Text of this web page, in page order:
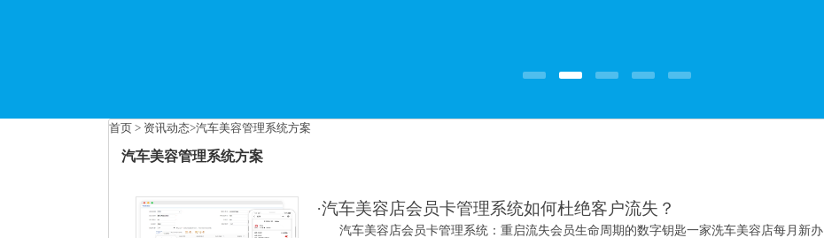
首页 > 资讯动态>汽车美容管理系统方案
汽车美容管理系统方案
汽车美容管理系统方案
·汽车美容店会员卡管理系统如何杜绝客户流失？
汽车美容店会员卡管理系统：重启流失会员生命周期的数字钥匙一家洗车美容店每月新办